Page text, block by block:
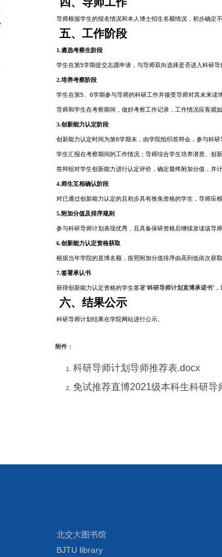
导师根据学生的报名情况和本人博士招生名额情况，初步确定
五、工作阶段
1.遴选考察生阶段
学生在第5学期提交志愿申请，与导师双向选择是否进入科研导
2.培养考察阶段
学生在第5、6学期参与导师的科研工作并接受导师对其未来读
导师和学生在考察期间，做好考察工作记录，工作情况应客观
3.创新能力认定阶段
创新能力认定时间为第6学期末，由学院组织答辩会，参与科
学生汇报在考察期间的工作情况；导师综合学生培养潜质、创
答辩组对学生创新能力进行认定评价，确定最终附加分值，并
4.师生互相确认阶段
对已通过创新能力认定的且初步具有推免资格的学生，导师应
5.附加分值及排序规则
参与科研导师计划表现优秀，且具备保研资格后继续攻读该导
6.创新能力认定资格获取
根据当年学院的直博名额，按照附加分值排序由高到低依次获取
7.签署承认书
获得创新能力认定资格的学生签署“科研导师计划直博承诺书”
六、结果公示
科研导师计划结果在学院网站进行公示。
附件：
科研导师计划导师推荐表.docx
免试推荐直博2021级本科生科研导
北交大图书馆
BJTU library